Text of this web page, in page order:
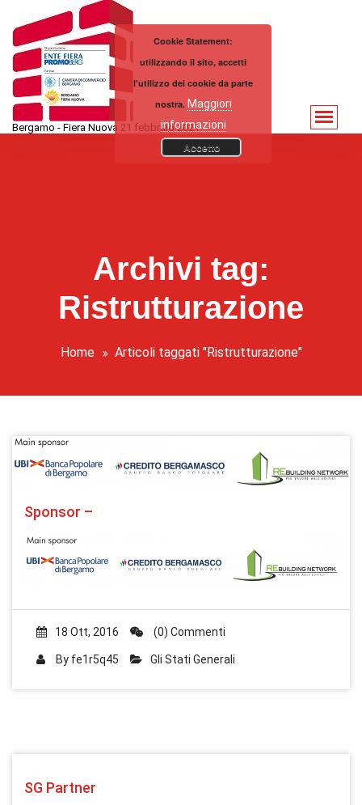
contenuto
Bergamo - Fiera Nuova 21 febbraio 2021
Archivi tag:
Ristrutturazione
Home Articoli taggati "Ristrutturazione"
Sponsor –
18 Ott, 2016 (0) Commenti
By fe1r5q45 Gli Stati Generali
SG Partner
Cookie Statement:
utilizzando il sito, accetti
l'utilizzo dei cookie da parte
nostra. Maggiori
informazioni
Accetto